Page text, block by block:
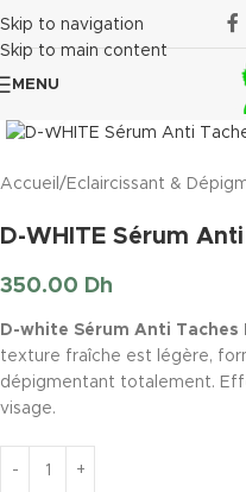
Skip to navigation
Skip to main content
MENU
Accueil / Eclaircissant &
D-WHITE Sérum
350.00 Dh
D-white Sérum Anti Taches
texture fraîche est légère,
dépigmentant totalement.
visage.